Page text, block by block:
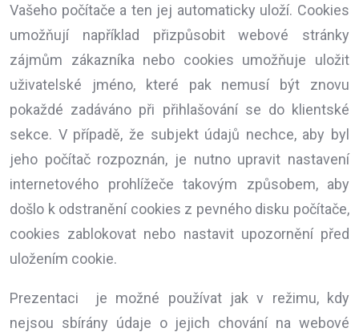
Vašeho počítače a ten jej automaticky uloží. Cookies
umožňují například přizpůsobit webové stránky
zájmům zákazníka nebo cookies umožňuje uložit
uživatelské jméno, které pak nemusí být znovu
pokaždé zadáváno při přihlašování se do klientské
sekce. V případě, že subjekt údajů nechce, aby byl
jeho počítač rozpoznán, je nutno upravit nastavení
internetového prohlížeče takovým způsobem, aby
došlo k odstranění cookies z pevného disku počítače,
cookies zablokovat nebo nastavit upozornění před
uložením cookie.
Prezentaci je možné používat jak v režimu, kdy
nejsou sbírány údaje o jejich chování na webové